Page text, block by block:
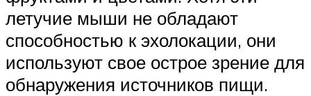
летучие мыши не обладают
способностью к эхолокации, они
используют свое острое зрение для
обнаружения источников пищи.